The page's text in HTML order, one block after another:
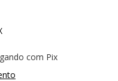
com Pix